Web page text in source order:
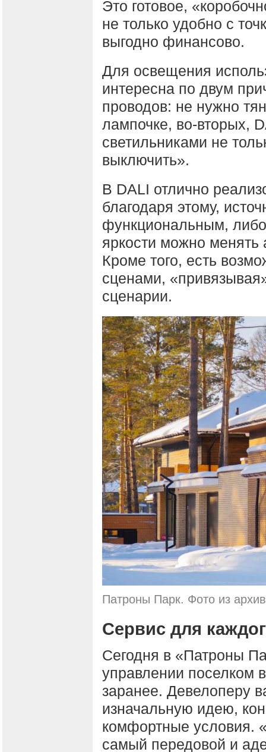
Это готовое,
не только удобно с
выгодно финансово.
Для освещения
интересна по двум
проводов: не нужно
лампочке, во-вторых,
светильниками не
выключить».
В DALI отлично
благодаря этому,
функциональным,
яркости можно
Кроме того, есть
сценами,
сценарии.
Патроны Парк. Фото из
Сервис для
Сегодня в «Патроны
управлении поселком
заранее. Девелоперу
изначальную идею,
комфортные условия.
самый передовой и